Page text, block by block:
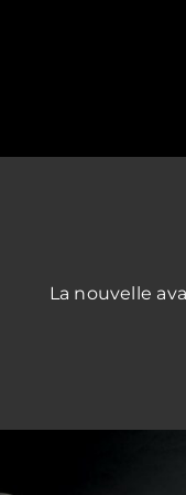
La nouvelle